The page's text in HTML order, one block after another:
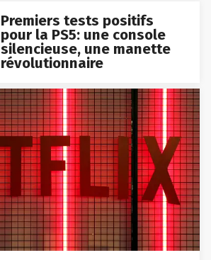
Premiers tests positifs
pour la PS5: une console
silencieuse, une manette
révolutionnaire